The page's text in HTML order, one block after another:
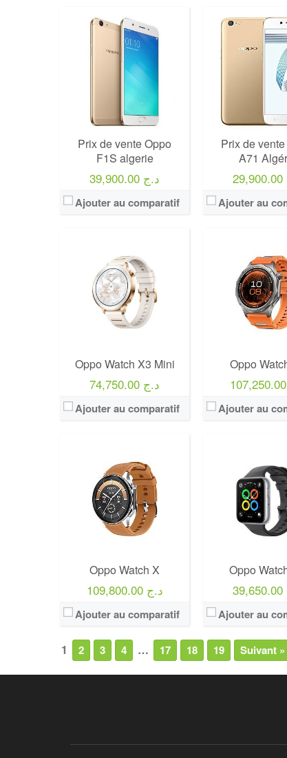
Prix de vente Oppo
F1S algerie
39,900.00 د.ج
Ajouter au comparatif
Prix de
A71
Ajouter au
Oppo Watch X3 Mini
74,750.00 د.ج
Ajouter au comparatif
Oppo
Ajouter au
Oppo Watch X
109,800.00 د.ج
Ajouter au comparatif
Oppo
Ajouter au
1 2 3 4 … 17 18 19 Suivant »